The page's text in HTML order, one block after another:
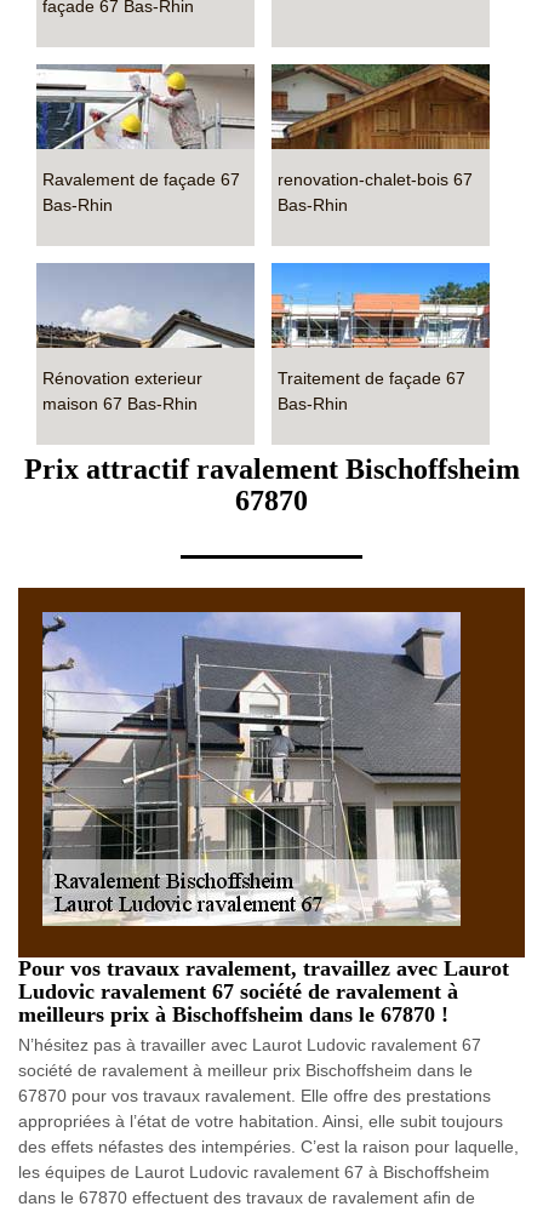
façade 67 Bas-Rhin
Ravalement de façade 67
Bas-Rhin
renovation-chalet-bois 67
Bas-Rhin
Rénovation exterieur
maison 67 Bas-Rhin
Traitement de façade 67
Bas-Rhin
Prix attractif ravalement Bischoffsheim
67870
Pour vos travaux ravalement, travaillez avec Laurot
Ludovic ravalement 67 société de ravalement à
meilleurs prix à Bischoffsheim dans le 67870 !
N’hésitez pas à travailler avec Laurot Ludovic ravalement 67
société de ravalement à meilleur prix Bischoffsheim dans le
67870 pour vos travaux ravalement. Elle offre des prestations
appropriées à l’état de votre habitation. Ainsi, elle subit toujours
des effets néfastes des intempéries. C’est la raison pour laquelle,
les équipes de Laurot Ludovic ravalement 67 à Bischoffsheim
dans le 67870 effectuent des travaux de ravalement afin de